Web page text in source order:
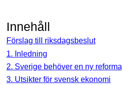
Innehåll
Förslag till riksdagsbeslut
1. Inledning
2. Sverige behöver en ny
3. Utsikter för svensk ekonomi